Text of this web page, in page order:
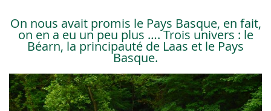
On nous avait promis le Pays Basque, en fait,
on en a eu un peu plus …. Trois univers : le
Béarn, la principauté de Laas et le Pays
Basque.